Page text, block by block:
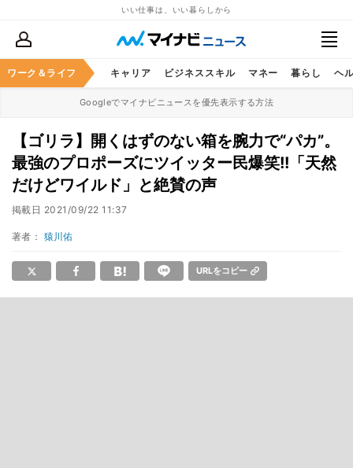
いい仕事は、いい暮らしから
ワーク＆ライフ キャリア ビジネススキル マネー 暮らし ヘ
Googleでマイナビニュースを優先表示する方法
【ゴリラ】開くはずのない箱を腕力で“パカ”。
最強のプロポーズにツイッター民爆笑!!「天然
だけどワイルド」と絶賛の声
掲載日 2021/09/22 11:37
著者： 猿川佑
URLをコピー